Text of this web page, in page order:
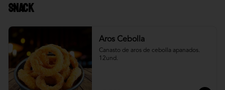
Snack
Aros Cebolla
Canasto de aros de cebolla apanados.
12und.